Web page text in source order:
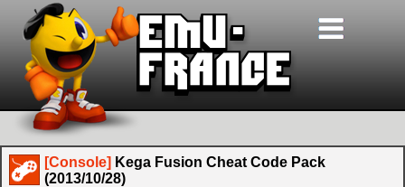
[Console] Kega Fusion Cheat Code Pack
(2013/10/28)